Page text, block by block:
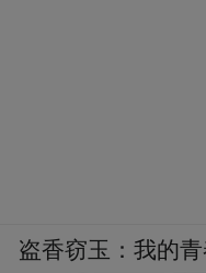
盗香窃玉：我的